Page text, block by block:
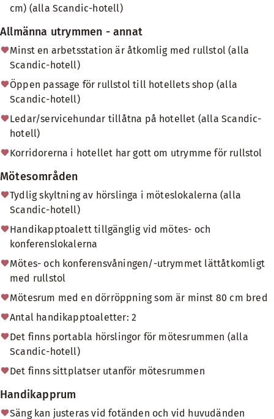
cm) (alla Scandic-hotell)
Allmänna utrymmen - annat
Minst en arbetsstation är åtkomlig med rullstol (alla
Scandic-hotell)
Öppen passage för rullstol till hotellets shop (alla
Scandic-hotell)
Ledar/servicehundar tillåtna på hotellet (alla Scandic-
hotell)
Korridorerna i hotellet har gott om utrymme för rullstol
Mötesområden
Tydlig skyltning av hörslinga i möteslokalerna (alla
Scandic-hotell)
Handikapptoalett tillgänglig vid mötes- och
konferenslokalerna
Mötes- och konferensvåningen/-utrymmet lättåtkomligt
med rullstol
Mötesrum med en dörröppning som är minst 80 cm bred
Antal handikapptoaletter: 2
Det finns portabla hörslingor för mötesrummen (alla
Scandic-hotell)
Det finns sittplatser utanför mötesrummen
Handikapprum
Säng kan justeras vid fotänden och vid huvudänden